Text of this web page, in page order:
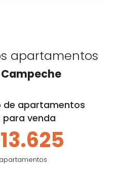
apartamentos
Campeche
de apartamentos
para venda